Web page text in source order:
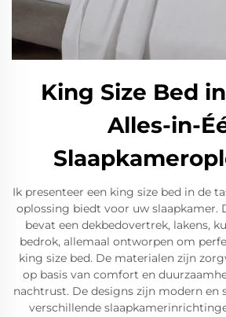
King Size Bed
Alles-in-
Ik presenteer een king size bed in de
oplossing biedt voor uw slaapkamer.
bevat een dekbedovertrek, lakens,
bedrok, allemaal ontworpen om
king size bed. De materialen zijn
op basis van comfort en
nachtrust. De designs zijn modern en
verschillende